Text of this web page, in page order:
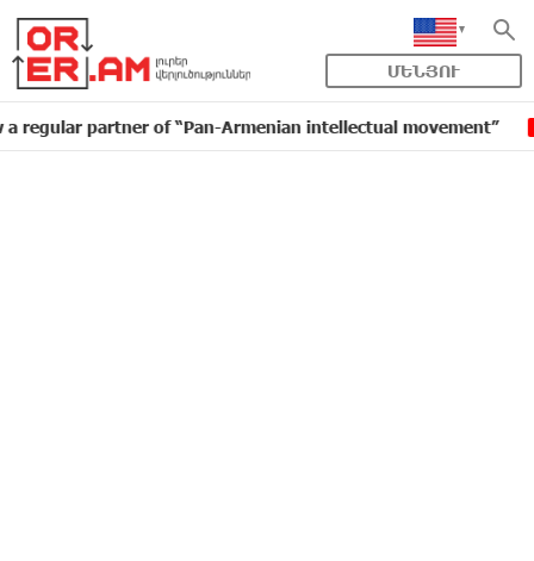
ՄԵՆՅՈՒ
partner of “Pan-Armenian intellectual movement” 16:11